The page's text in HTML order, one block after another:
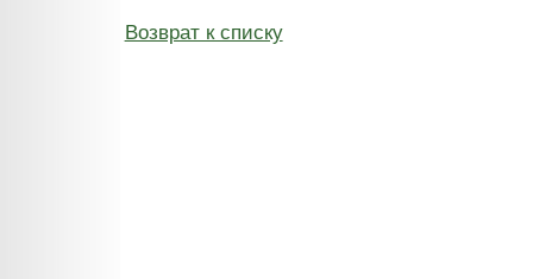
Возврат к списку